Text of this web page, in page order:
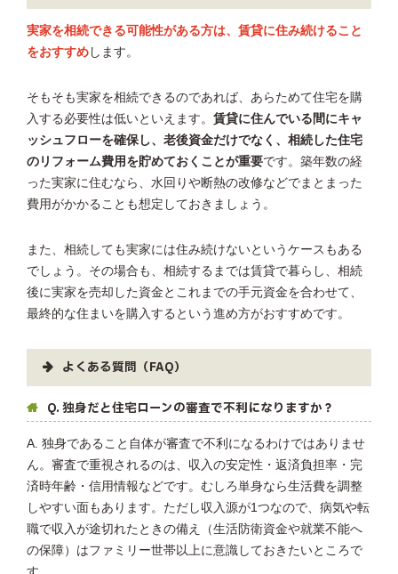
実家を相続できる可能性がある方は、賃貸に住み続けること
をおすすめ します。
そもそも実家を相続できるのであれば、あらためて住宅を購
入する必要性は低いといえます。 賃貸に住んでいる間にキャ
ッシュフローを確保し、老後資金だけでなく、相続した住宅
のリフォーム費用を貯めておくことが重要です。築年数の経
った実家に住むなら、水回りや断熱の改修などでまとまった
費用がかかることも想定しておきましょう。
また、相続しても実家には住み続けないというケースもある
でしょう。その場合も、相続するまでは賃貸で暮らし、相続
後に実家を売却した資金とこれまでの手元資金を合わせて、
最終的な住まいを購入するという進め方がおすすめです。
よくある質問（FAQ）
Q. 独身だと住宅ローンの審査で不利になりますか？
A. 独身であること自体が審査で不利になるわけではありませ
ん。審査で重視されるのは、収入の安定性・返済負担率・完
済時年齢・信用情報などです。むしろ単身なら生活費を調整
しやすい面もあります。ただし収入源が1つなので、病気や転
職で収入が途切れたときの備え（生活防衛資金や就業不能へ
の保障）はファミリー世帯以上に意識しておきたいところで